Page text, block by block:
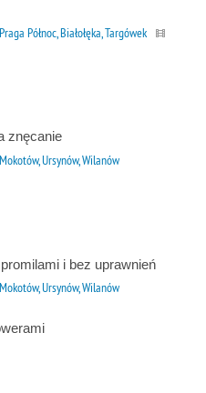
Praga Północ, Białołęka, Targówek
znęcanie
Mokotów, Ursynów, Wilanów
i bez uprawnień
Mokotów, Ursynów, Wilanów